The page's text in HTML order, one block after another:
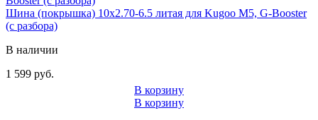
Шина (покрышка) 10x2.70-6.5 литая для Kugoo M5, G-Booster
(с разбора)
В наличии
1 599 руб.
В корзину
В корзину